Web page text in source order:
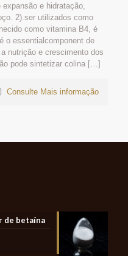
e hidratação,
2).ser utilizados como
como vitamina B4, é
o essentialcomponent de
nutrição e crescimento dos
pode sintetizar colina […]
Consulte Mais informação
de betaína